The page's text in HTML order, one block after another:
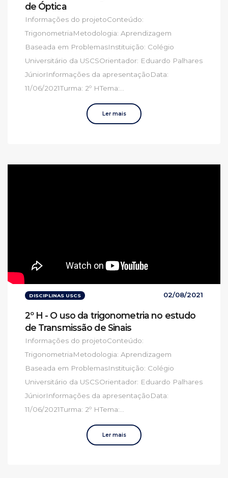
de Óptica
Informações do projetoConteúdo:
TrigonometriaMetodologia: Aprendizagem
Baseada em ProblemasInstituição: Colégio
Universitário da USCSOrientador: Eduardo Palhares
JúniorInformações da apresentaçãoData:
11/06/2021Turma: 2º HTema:...
Ler mais
DISCIPLINAS USCS 02/08/2021
2º H - O uso da trigonometria no estudo
de Transmissão de Sinais
Informações do projetoConteúdo:
TrigonometriaMetodologia: Aprendizagem
Baseada em ProblemasInstituição: Colégio
Universitário da USCSOrientador: Eduardo Palhares
JúniorInformações da apresentaçãoData:
11/06/2021Turma: 2º HTema:...
Ler mais